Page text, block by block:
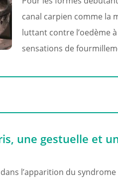
canal carpien comme la
luttant contre l’oedème
sensations de
une gestuelle et
l’apparition du